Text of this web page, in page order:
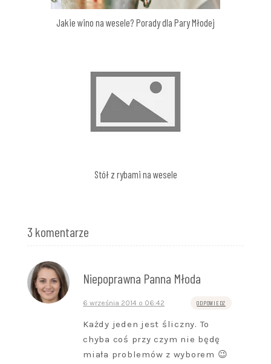
Jakie wino na wesele? Porady dla Pary Młodej
Stół z rybami na wesele
3 komentarze
Niepoprawna Panna Młoda
6 września 2014 o 06:42 ODPOWIEDZ
Każdy jeden jest śliczny. To
chyba coś przy czym nie będę
miała problemów z wyborem 😉